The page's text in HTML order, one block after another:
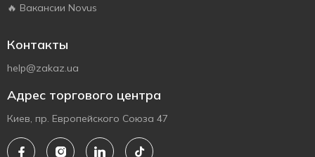
🔥 Вакансии Novus
Контакты
help@zakaz.ua
Адрес торгового центра
Киев, пр. Европейского Союза 47